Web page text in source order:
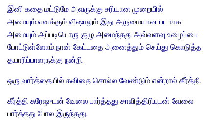
இனி கதை மட்டுமே அவருக்கு சரியான முறையில்
அமையும்.எனக்கும் விஷாலும் இது அருமையான படமாக
அமையும் அப்படியொரு குழு அமைந்தது அவ்வளவு உழைப்பை
போட்டுள்ளோம்.நான் கேட்டதை அனைத்தும் செய்து கொடுத்த
தயாரிப்பாளருக்கு நன்றி.
ஒரு வார்த்தையில் கவிதை சொல்ல வேண்டும் என்றால் கீர்த்தி.
கீர்த்தி சுரேஷுடன் வேலை பார்த்தது சாவித்திரியுடன் வேலை
பார்த்தது போல இருந்தது.